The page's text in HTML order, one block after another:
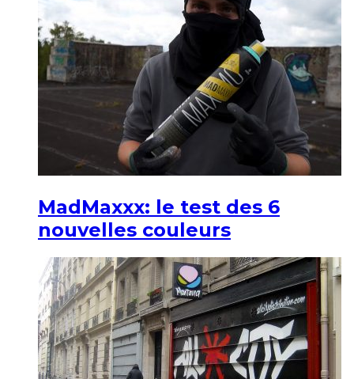
MadMaxxx: le test des 6
nouvelles couleurs